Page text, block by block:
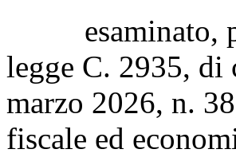
esaminato,
legge C. 2935, di
marzo 2026, n.
fiscale ed